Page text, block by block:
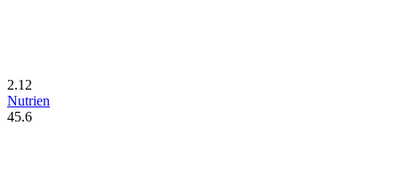
2.12
Nutrien
45.6